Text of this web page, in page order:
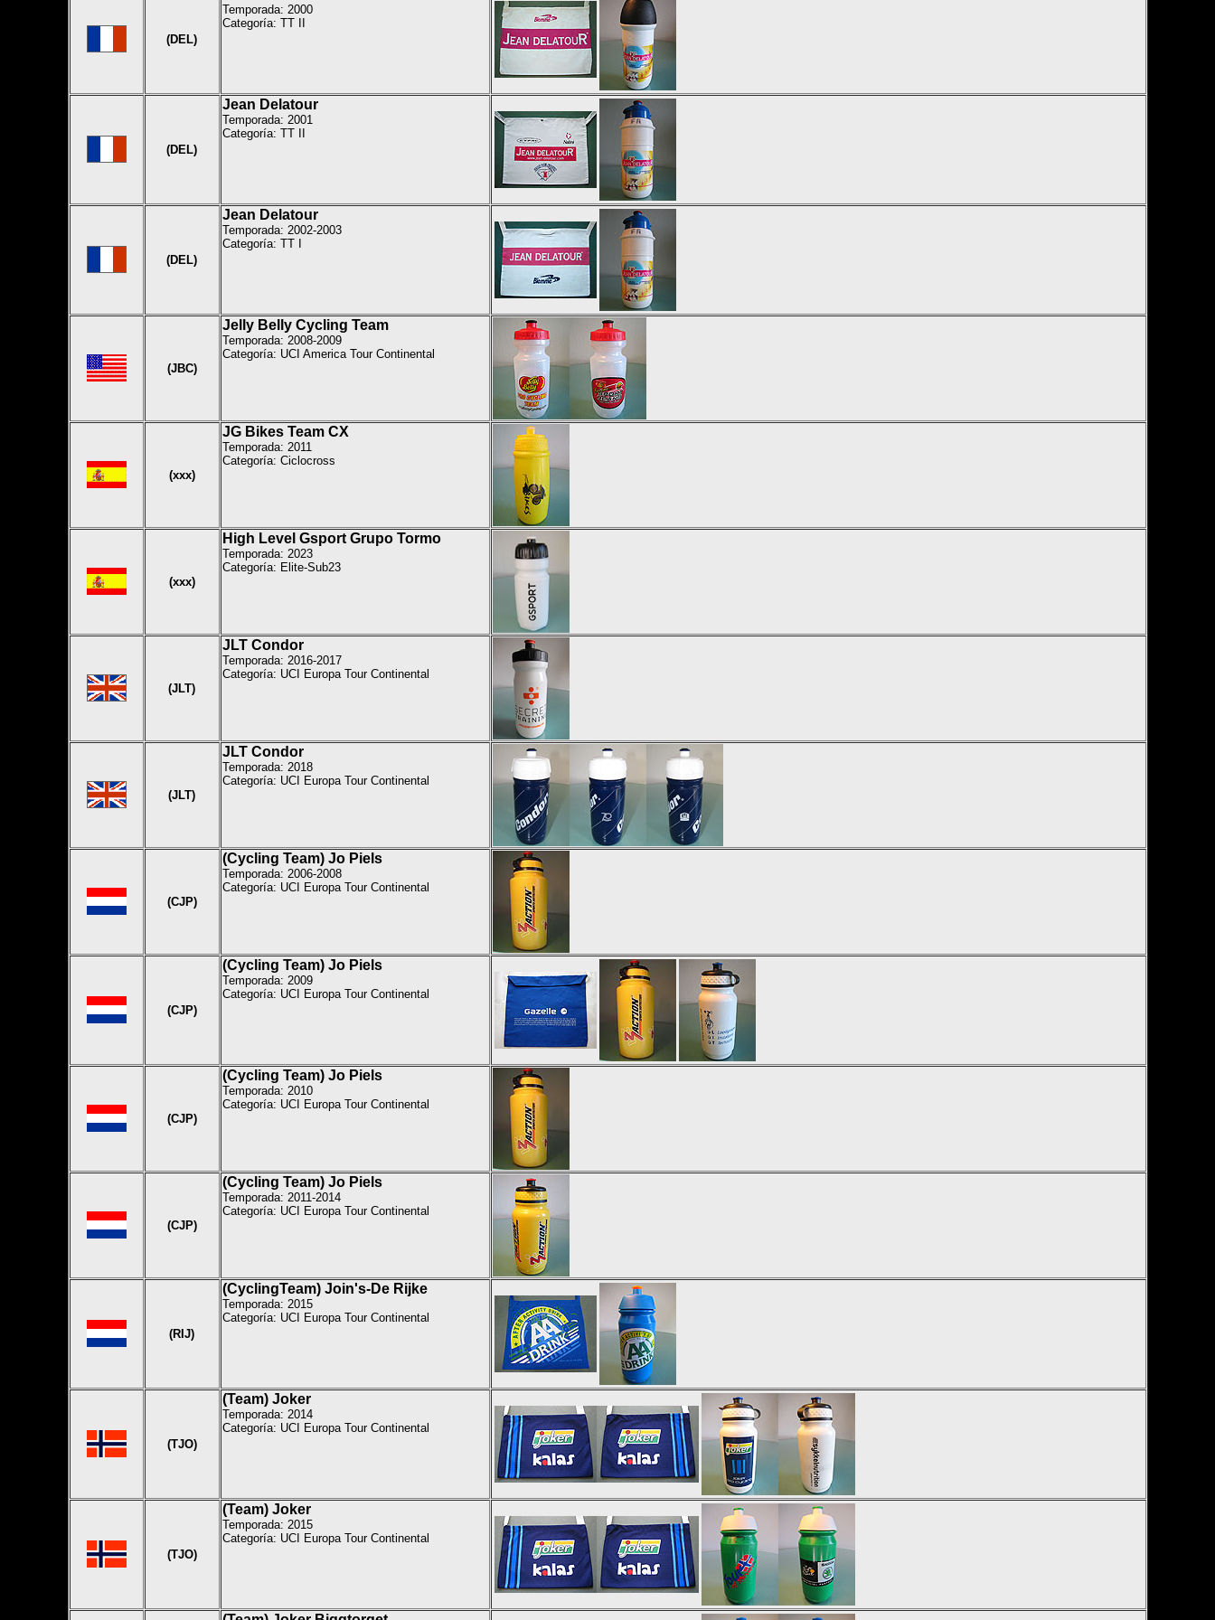
(DEL)
Temporada: 2000
Categoría: TT II
(DEL)
Jean Delatour
Temporada: 2001
Categoría: TT II
(DEL)
Jean Delatour
Temporada: 2002-2003
Categoría: TT I
(JBC)
Jelly Belly Cycling Team
Temporada: 2008-2009
Categoría: UCI America Tour Continental
(xxx)
JG Bikes Team CX
Temporada: 2011
Categoría: Ciclocross
(xxx)
High Level Gsport Grupo Tormo
Temporada: 2023
Categoría: Elite-Sub23
(JLT)
JLT Condor
Temporada: 2016-2017
Categoría: UCI Europa Tour Continental
(JLT)
JLT Condor
Temporada: 2018
Categoría: UCI Europa Tour Continental
(CJP)
(Cycling Team) Jo Piels
Temporada: 2006-2008
Categoría: UCI Europa Tour Continental
(CJP)
(Cycling Team) Jo Piels
Temporada: 2009
Categoría: UCI Europa Tour Continental
(CJP)
(Cycling Team) Jo Piels
Temporada: 2010
Categoría: UCI Europa Tour Continental
(CJP)
(Cycling Team) Jo Piels
Temporada: 2011-2014
Categoría: UCI Europa Tour Continental
(RIJ)
(CyclingTeam) Join's-De Rijke
Temporada: 2015
Categoría: UCI Europa Tour Continental
(TJO)
(Team) Joker
Temporada: 2014
Categoría: UCI Europa Tour Continental
(TJO)
(Team) Joker
Temporada: 2015
Categoría: UCI Europa Tour Continental